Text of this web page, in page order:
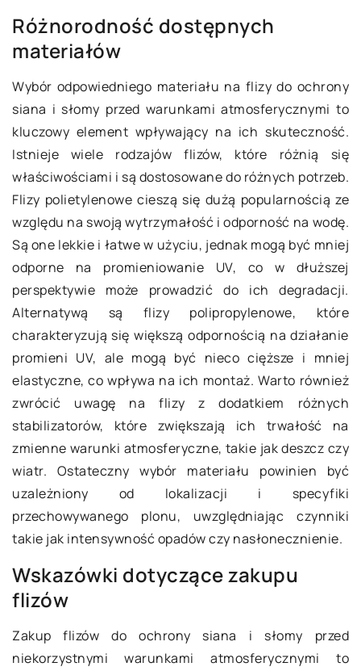
Różnorodność dostępnych
materiałów
Wybór odpowiedniego materiału na flizy do ochrony
siana i słomy przed warunkami atmosferycznymi to
kluczowy element wpływający na ich skuteczność.
Istnieje wiele rodzajów flizów, które różnią się
właściwościami i są dostosowane do różnych potrzeb.
Flizy polietylenowe cieszą się dużą popularnością ze
względu na swoją wytrzymałość i odporność na wodę.
Są one lekkie i łatwe w użyciu, jednak mogą być mniej
odporne na promieniowanie UV, co w dłuższej
perspektywie może prowadzić do ich degradacji.
Alternatywą są flizy polipropylenowe, które
charakteryzują się większą odpornością na działanie
promieni UV, ale mogą być nieco cięższe i mniej
elastyczne, co wpływa na ich montaż. Warto również
zwrócić uwagę na flizy z dodatkiem różnych
stabilizatorów, które zwiększają ich trwałość na
zmienne warunki atmosferyczne, takie jak deszcz czy
wiatr. Ostateczny wybór materiału powinien być
uzależniony od lokalizacji i specyfiki
przechowywanego plonu, uwzględniając czynniki
takie jak intensywność opadów czy nasłonecznienie.
Wskazówki dotyczące zakupu
flizów
Zakup flizów do ochrony siana i słomy przed
niekorzystnymi warunkami atmosferycznymi to